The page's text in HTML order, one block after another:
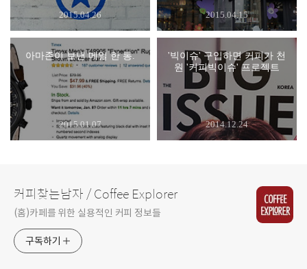
2015.04.26 2015.04.15
아마존이 보낸 메일 한 통.
2015.01.07
'빅이슈' 구입하면 커피가 천
원 '커피빅이슈' 프로젝트
2014.12.24
커피찾는남자 / Coffee Explorer
(홈)카페를 위한 실용적인 커피 정보들
구독하기